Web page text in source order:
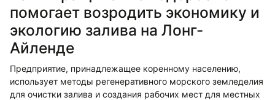
помогает возродить экономику и
экологию залива на Лонг-
Айленде
Предприятие, принадлежащее коренному населению,
использует методы регенеративного морского земледелия
для очистки залива и создания рабочих мест для местных